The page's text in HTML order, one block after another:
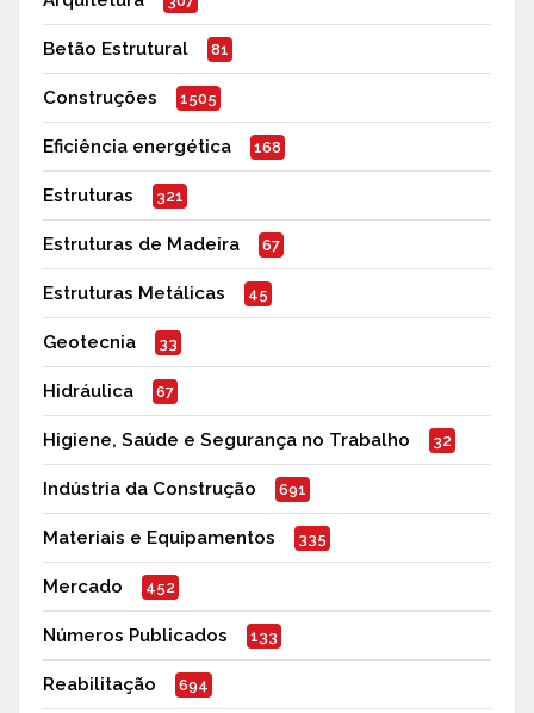
Betão Estrutural 81
Construções 1505
Eficiência energética 168
Estruturas 321
Estruturas de Madeira 67
Estruturas Metálicas 45
Geotecnia 33
Hidráulica 67
Higiene, Saúde e Segurança no Trabalho 32
Indústria da Construção 691
Materiais e Equipamentos 335
Mercado 452
Números Publicados 133
Reabilitação 694